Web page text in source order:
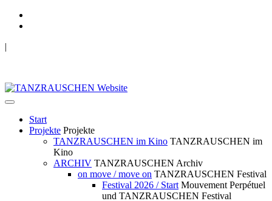
|
Start
Projekte Projekte
TANZRAUSCHEN im Kino TANZRAUSCHEN im
Kino
ARCHIV TANZRAUSCHEN Archiv
on move / move on TANZRAUSCHEN Festival
Festival 2026 / Start Mouvement Perpétuel
und TANZRAUSCHEN Festival